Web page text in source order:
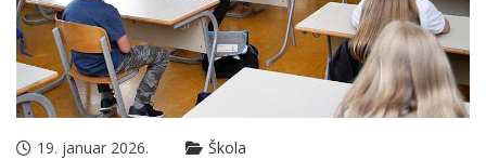
19. januar 2026. Škola